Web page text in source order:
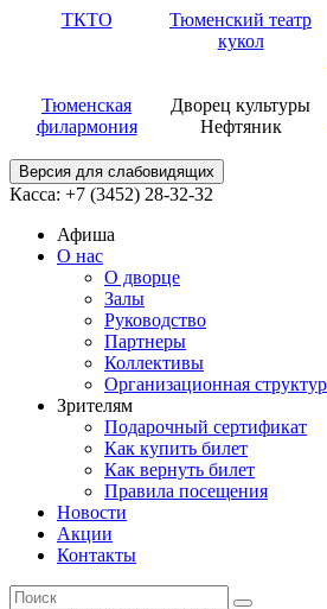
ТКТО
Тюменский театр
кукол
Тюменская
филармония
Дворец культуры
Нефтяник
Версия для слабовидящих
Касса: +7 (3452) 28-32-32
Афиша
О нас
О дворце
Залы
Руководство
Партнеры
Коллективы
Организационная
Зрителям
Подарочный сертификат
Как купить билет
Как вернуть билет
Правила посещения
Новости
Акции
Контакты